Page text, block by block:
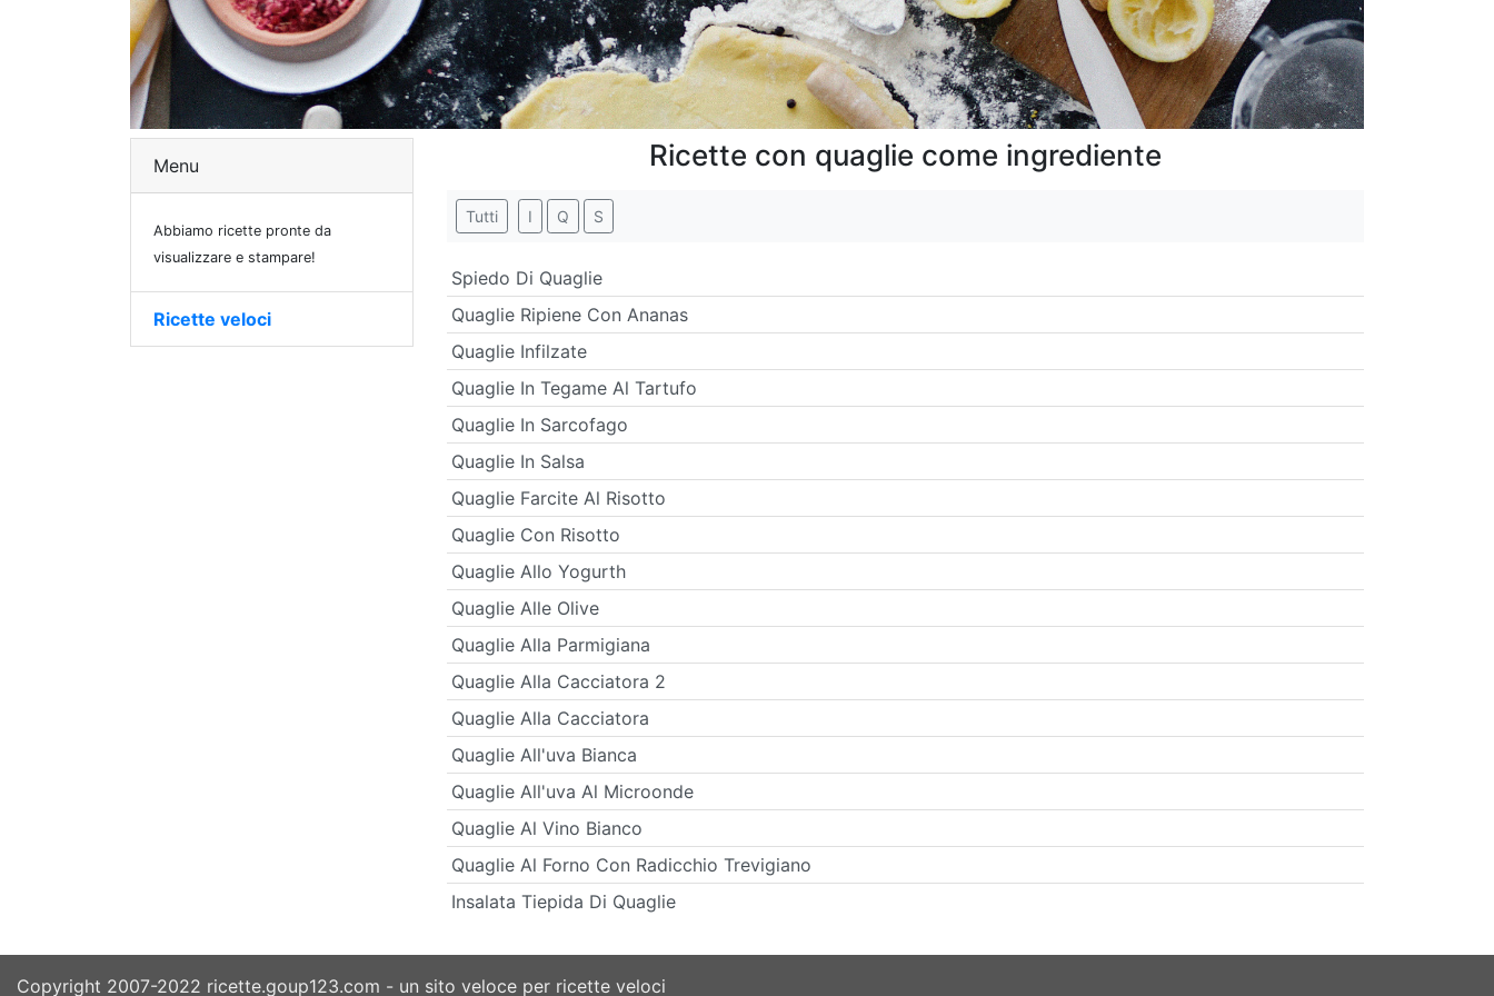
Menu
Abbiamo ricette pronte da
visualizzare e stampare!
Ricette veloci
Ricette con quaglie come ingrediente
Tutti I Q S
Spiedo Di Quaglie
Quaglie Ripiene Con Ananas
Quaglie Infilzate
Quaglie In Tegame Al Tartufo
Quaglie In Sarcofago
Quaglie In Salsa
Quaglie Farcite Al Risotto
Quaglie Con Risotto
Quaglie Allo Yogurth
Quaglie Alle Olive
Quaglie Alla Parmigiana
Quaglie Alla Cacciatora 2
Quaglie Alla Cacciatora
Quaglie All'uva Bianca
Quaglie All'uva Al Microonde
Quaglie Al Vino Bianco
Quaglie Al Forno Con Radicchio Trevigiano
Insalata Tiepida Di Quaglie
Copyright 2007-2022 ricette.goup123.com - un sito veloce per ricette veloci